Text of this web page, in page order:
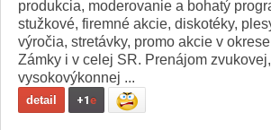
produkcia, moderovanie a bohatý
stužkové, firemné akcie, diskotéky,
výročia, stretávky, promo akcie v
Zámky i v celej SR. Prenájom
vysokovýkonnej ...
detail +1e